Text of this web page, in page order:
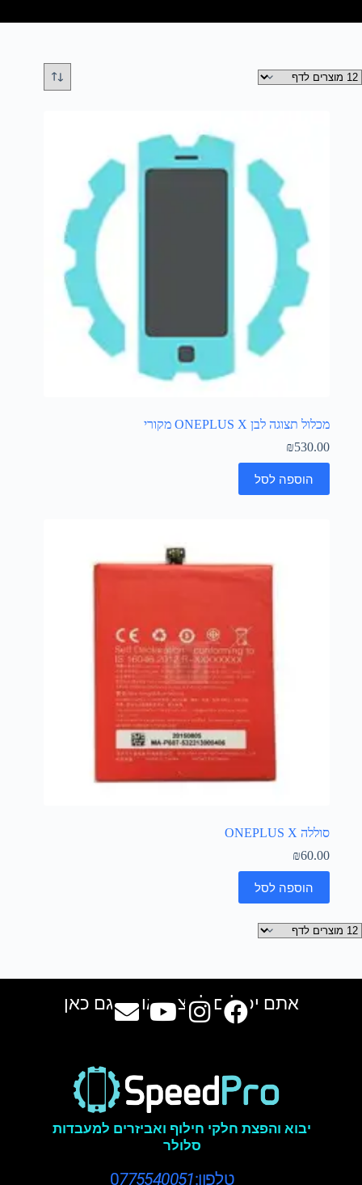
מכלול תצוגה לבן ONEPLUS X מקורי
₪530.00
הוספה לסל
סוללה ONEPLUS X
₪60.00
הוספה לסל
אתם יכולים למצוא אותנו גם כאן
יבוא והפצת חלקי חילוף ואביזרים למעבדות
סלולר
טלפון:0775540051